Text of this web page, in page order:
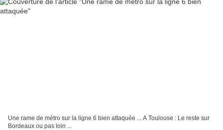
Une rame de métro sur la ligne 6 bien attaquée ... A Toulouse : Le reste sur
Bordeaux ou pas loin ...